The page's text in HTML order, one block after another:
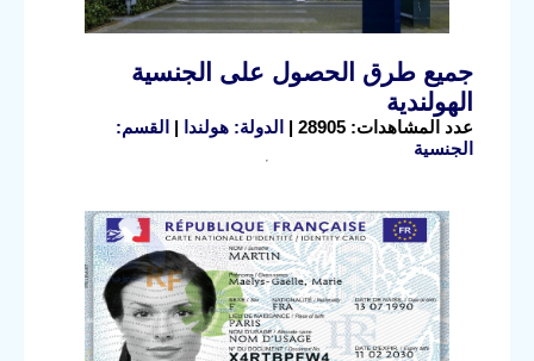
جميع طرق الحصول على الجنسية
الهولندية
عدد المشاهدات: 28905 | الدولة: هولندا | القسم:
الجنسية